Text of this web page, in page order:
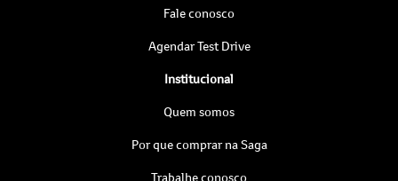
Fale conosco
Agendar Test Drive
Institucional
Quem somos
Por que comprar na Saga
Trabalhe conosco